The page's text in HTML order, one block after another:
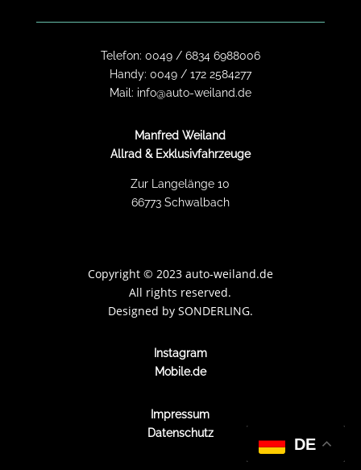
Telefon: 0049 / 6834 6988006
Handy: 0049 / 172 2584277
Mail: info@auto-weiland.de
Manfred Weiland
Allrad & Exklusivfahrzeuge
Zur Langelänge 10
66773 Schwalbach
Copyright © 2023 auto-weiland.de
All rights reserved.
Designed by SONDERLING.
Instagram
Mobile.de
Impressum
Datenschutz
DE